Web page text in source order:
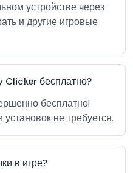
устройстве через
и другие игровые
Clicker бесплатно?
бесплатно!
установок не требуется.
в игре?